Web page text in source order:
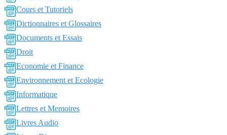
Cours et Tutoriels
Dictionnaires et Glossaires
Documents et Essais
Droit
Economie et Finance
Environnement et Ecologie
Informatique
Lettres et Memoires
Livres Audio